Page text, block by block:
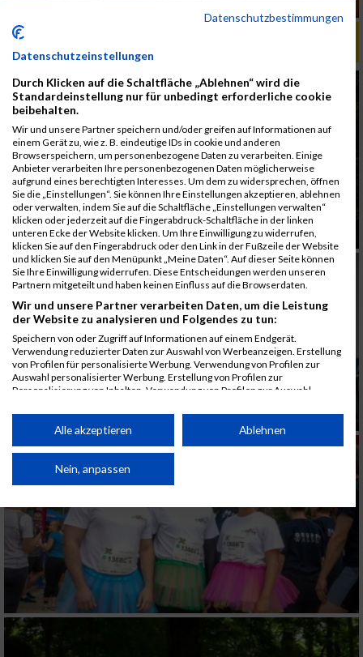
ALBUM X CROSS RUN BUSINESS CHALLENGE /
14.06.2018
Datenschutzbestimmungen
Datenschutzeinstellungen
Durch Klicken auf die Schaltfläche „Ablehnen“ wird die
Standardeinstellung nur für unbedingt erforderliche cookie
beibehalten.
Wir und unsere Partner speichern und/oder greifen auf Informationen auf
einem Gerät zu, wie z. B. eindeutige IDs in cookie und anderen
Browserspeichern, um personenbezogene Daten zu verarbeiten. Einige
Anbieter verarbeiten Ihre personenbezogenen Daten möglicherweise
aufgrund eines berechtigten Interesses. Um dem zu widersprechen, öffnen
Sie die „Einstellungen“. Sie können Ihre Einstellungen akzeptieren, ablehnen
oder verwalten, indem Sie auf die Schaltfläche „Einstellungen verwalten“
klicken oder jederzeit auf die Fingerabdruck-Schaltfläche in der linken
unteren Ecke der Website klicken. Um Ihre Einwilligung zu widerrufen,
klicken Sie auf den Fingerabdruck oder den Link in der Fußzeile der Website
und klicken Sie auf den Menüpunkt „Meine Daten“. Auf dieser Seite können
Sie Ihre Einwilligung widerrufen. Diese Entscheidungen werden unseren
Partnern mitgeteilt und haben keinen Einfluss auf die Browserdaten.
Wir und unsere Partner verarbeiten Daten, um die Leistung
der Website zu analysieren und Folgendes zu tun:
Speichern von oder Zugriff auf Informationen auf einem Endgerät.
Verwendung reduzierter Daten zur Auswahl von Werbeanzeigen. Erstellung
von Profilen für personalisierte Werbung. Verwendung von Profilen zur
Auswahl personalisierter Werbung. Erstellung von Profilen zur
Personalisierung von Inhalten. Verwendung von Profilen zur Auswahl
Performance von Inhalten. Analyse von Zielgruppen durch Statistiken oder
Kombinationen von Daten aus verschiedenen Quellen. Entwicklung und
von Inhalten.
Daten können außerhalb der Europäischen Union weitergegeben und in die
Website/App.
Partnerliste anzeigen (1 IAB-Anbieter)
Wir nutzen Ihre Daten für folgende Zwecke:
IAB-Verarbeitungszwecke:
Speichern von oder Zugriff auf Informationen
auf einem Endgerät
Alle akzeptieren Ablehnen
Nein, anpassen